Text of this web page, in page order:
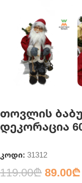
თოვლის
დეკორაცია
კოდი: 31312
119.00₾ 89.00₾